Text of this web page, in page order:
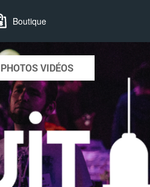
Boutique
PHOTOS VIDÉOS